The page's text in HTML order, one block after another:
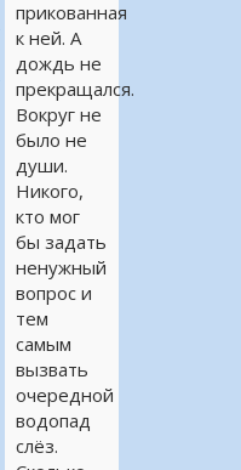
прикованная
к ней. А
дождь не
прекращался.
Вокруг не
было не
души.
Никого,
кто мог
бы задать
ненужный
вопрос и
тем
самым
вызвать
очередной
водопад
слёз.